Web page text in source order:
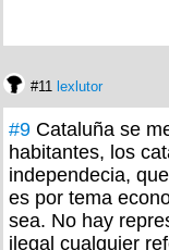
#11 lexlutor
#9 Cataluña se
habitantes, los
independecia,
es por tema
sea. No hay
ilegal cualquier